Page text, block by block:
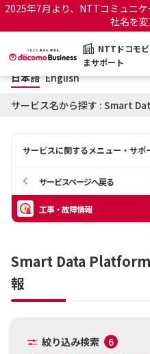
2025年7月より、NTTコミュニ
社名を
NTTドコモ
まサポート
NTTドコモビジネスお客
サポートトップ
お知らせ
日本語 English
サービスに関するメニュー・サポ
サービスページへ戻る
工事・故障情報
Smart Data Platform
報
絞り込み検索
6